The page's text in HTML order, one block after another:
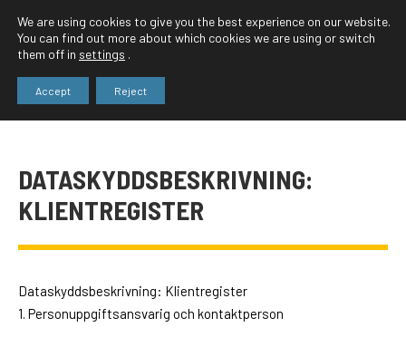
DATASKYDDSBESKRIVNING:
KLIENTREGISTER
Dataskyddsbeskrivning: Klientregister
1. Personuppgiftsansvarig och kontaktperson
We are using cookies to give you the best experience on our website.
You can find out more about which cookies we are using or switch
them off in settings .
Accept Reject